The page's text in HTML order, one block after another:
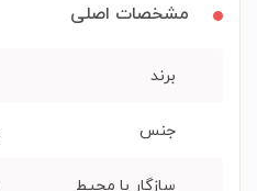
مشخصات اصلی
برند
جنس
سازگار با محیط